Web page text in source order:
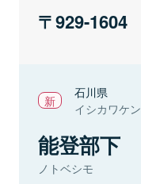
929-1604
石川県
イシカワケン
能登部下
ノトベシモ